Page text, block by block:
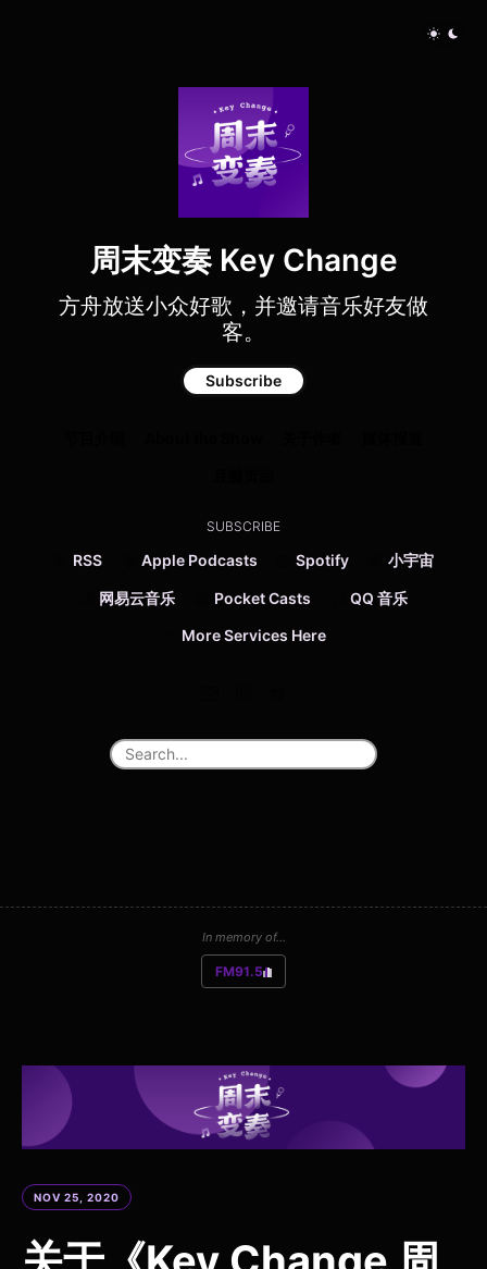
周末变奏 Key Change
方舟放送小众好歌，并邀请音乐好友做
客。
Subscribe
SUBSCRIBE
RSS Apple Podcasts Spotify 小宇宙
网易云音乐 Pocket Casts QQ 音乐
More Services Here
In memory of...
FM91.5
NOV 25, 2020